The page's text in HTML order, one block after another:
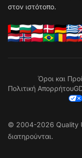
στον ιστότοπο.
Όροι και
Πολιτική Απορρήτου
© 2004-2026 Quality
διατηρούνται.